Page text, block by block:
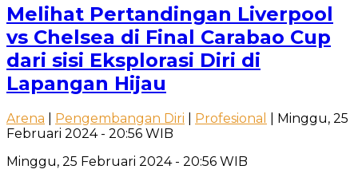
Melihat Pertandingan Liverpool
vs Chelsea di Final Carabao Cup
dari sisi Eksplorasi Diri di
Lapangan Hijau
Arena Pengembangan Diri Profesional
| Minggu, 25
Februari 2024 - 20:56 WIB
Minggu, 25 Februari 2024 - 20:56 WIB